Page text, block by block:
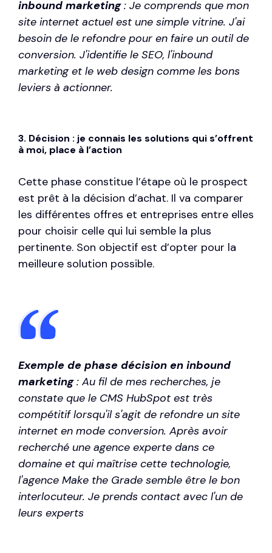
inbound marketing: Je comprends que mon
site internet actuel est une simple vitrine. J'ai
besoin de le refondre pour en faire un outil de
conversion. J'identifie le SEO, l'inbound
marketinget le web design comme les bons
leviers à actionner.
3. Décision : je connais les solutions qui s’offrent
à moi, place à l’action
Cette phase constitue l’étape où le prospect
est prêt à la décision d’achat. Il va comparer
les différentes offres et entreprises entre elles
pour choisir celle qui lui semble la plus
pertinente. Son objectif est d’opter pour la
meilleure solution possible.
Exemple de phase décision en inbound
marketing: Au fil de mes recherches, je
constate que le CMS HubSpot est très
compétitif lorsqu'il s'agit de refondre un site
internet en mode conversion. Après avoir
recherché une agence experte dans ce
domaine et qui maîtrise cette technologie,
l'agence Make the Grade semble être le bon
interlocuteur. Je prends contact avec l'un de
leurs experts